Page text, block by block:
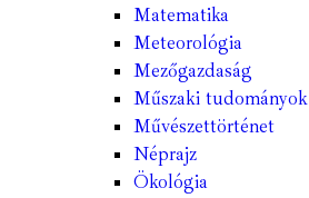
Matematika
Meteorológia
Mezőgazdaság
Műszaki tudományok
Művészettörténet
Néprajz
Ökológia